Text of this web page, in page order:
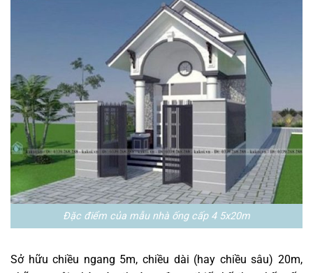
Đặc điểm của mẫu nhà ống cấp 4 5x20m
Sở hữu chiều ngang 5m, chiều dài (hay chiều sâu) 20m,